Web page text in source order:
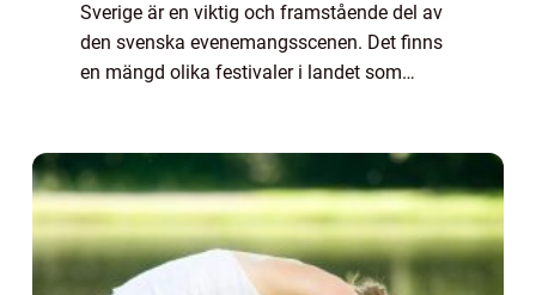
Sverige är en viktig och framstående del av
den svenska evenemangsscenen. Det finns
en mängd olika festivaler i landet som